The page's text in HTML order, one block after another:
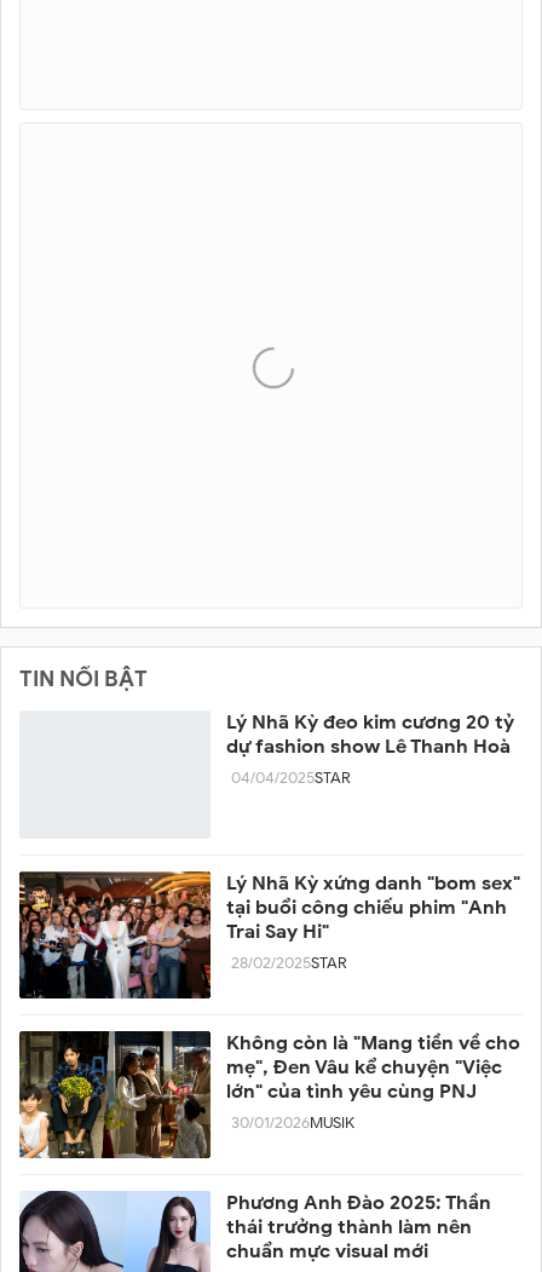
TIN NỔI BẬT
Lý Nhã Kỳ đeo kim cương 20 tỷ
dự fashion show Lê Thanh Hoà
04/04/2025STAR
Lý Nhã Kỳ xứng danh "bom sex"
tại buổi công chiếu phim "Anh
Trai Say Hi"
28/02/2025STAR
Không còn là "Mang tiền về cho
mẹ", Đen Vâu kể chuyện "Việc
lớn" của tình yêu cùng PNJ
30/01/2026MUSIK
Phương Anh Đào 2025: Thần
thái trưởng thành làm nên
chuẩn mực visual mới